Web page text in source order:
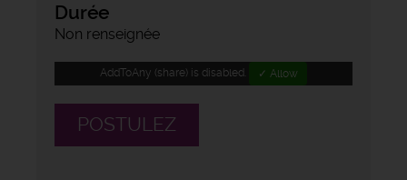
Durée
Non renseignée
AddToAny (share) is disabled. ✓ Allow
POSTULEZ